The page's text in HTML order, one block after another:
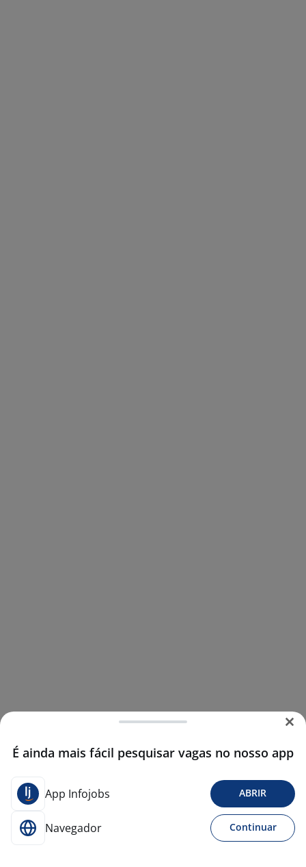
É ainda mais fácil pesquisar vagas no nosso app
App Infojobs ABRIR
Navegador Continuar